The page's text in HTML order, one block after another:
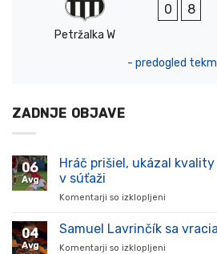
Petržalka W
0 8
- predogled
ZADNJE OBJAVE
06
Avg
Hráč prišiel, ukázal
v súťaži
Komentarji so izklopljeni
prišiel,
04
Avg
Samuel Lavrinčík sa
Komentarji so izklopljeni